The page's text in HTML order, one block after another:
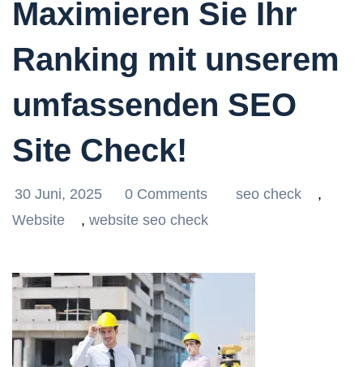
Maximieren Sie Ihr
Ranking mit unserem
umfassenden SEO
Site Check!
30 Juni, 2025 0 Comments seo check
,
Website
, website seo check